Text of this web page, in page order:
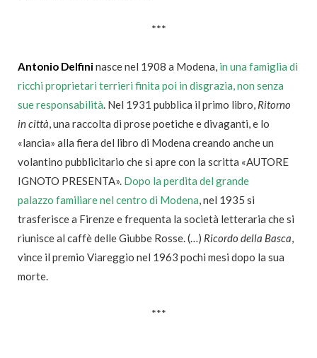
***
Antonio Delfininasce nel 1908 a Modena, in una famiglia di
ricchi proprietari terrieri finita poi in disgrazia, non senza
sue responsabilità. Nel 1931 pubblica il primo libro, Ritorno
in città, una raccolta di prose poetiche e divaganti, e lo
«lancia» alla fiera del libro di Modena creando anche un
volantino pubblicitario che si apre con la scritta «AUTORE
IGNOTO PRESENTA». Dopo la perdita del grande
palazzo familiare nel centro di Modena, nel 1935 si
trasferisce a Firenze e frequenta la società letteraria che si
riunisce al caffè delle Giubbe Rosse. (…) Ricordo della Basca,
vince il premio Viareggio nel 1963 pochi mesi dopo la sua
morte.
***